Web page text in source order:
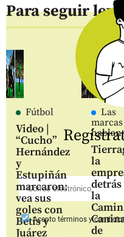
Para seguir
Fútbol
Video |
“Cucho”
Hernández
y
Estupiñán
marcaron:
vea sus
goles con
Betis y
Juárez
Las
marcas
hablan
la
detrás
la
de
Aceptotérminos y